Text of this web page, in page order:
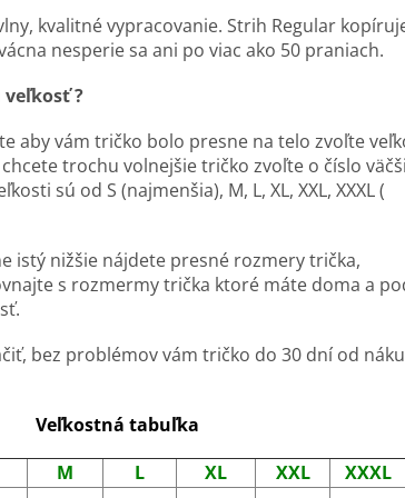
kvalitné vypracovanie. Strih Regular
nesperie sa ani po viac ako 50 praniach.
?
aby vám tričko bolo presne na telo zvoľte
trochu volnejšie tričko zvoľte o číslo
sú od S (najmenšia), M, L, XL, XXL, XXXL (
istý nižšie nájdete presné rozmery trička,
s rozmermy trička ktoré máte doma a
bez problémov vám tričko do 30 dní od
Veľkostná tabuľka
M L XL XXL
XXXL